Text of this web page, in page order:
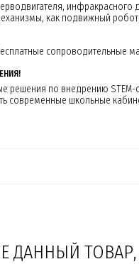
инфракрасного
как подвижный
сопроводительные
решения по внедрению
современные школьные
ТОВАР,